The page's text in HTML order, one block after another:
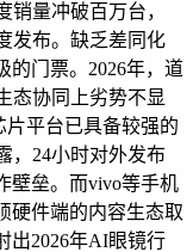
量冲破百万台，
发布。缺乏差同化
的门票。2026年，道
态协同上劣势不显
平台已具备较强的
，24小时对外发布
壁垒。而vivo等手机
硬件端的内容生态取
出2026年AI眼镜行